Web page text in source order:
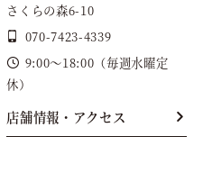
さくらの森6-10
070-7423-4339
9:00～18:00（毎週水曜定
休）
店舗情報・アクセス